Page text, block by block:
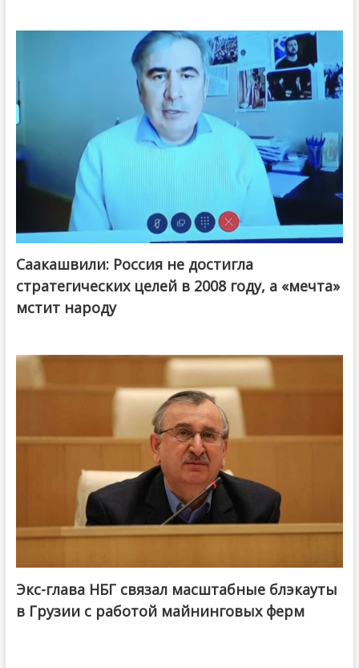
Саакашвили: Россия не достигла
стратегических целей в 2008 году, а «мечта»
мстит народу
Экс-глава НБГ связал масштабные блэкауты
в Грузии с работой майнинговых ферм